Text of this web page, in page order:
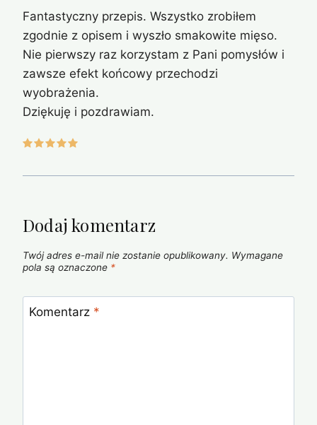
Fantastyczny przepis. Wszystko zrobiłem
zgodnie z opisem i wyszło smakowite mięso.
Nie pierwszy raz korzystam z Pani pomysłów i
zawsze efekt końcowy przechodzi
wyobrażenia.
Dziękuję i pozdrawiam.
Dodaj komentarz
Twój adres e-mail nie zostanie opublikowany. Wymagane
pola są oznaczone *
Komentarz *